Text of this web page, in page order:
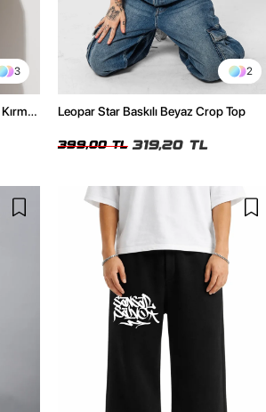
3 2
Leopar Star Baskılı Beyaz Crop Top
399,00 TL 319,20 TL